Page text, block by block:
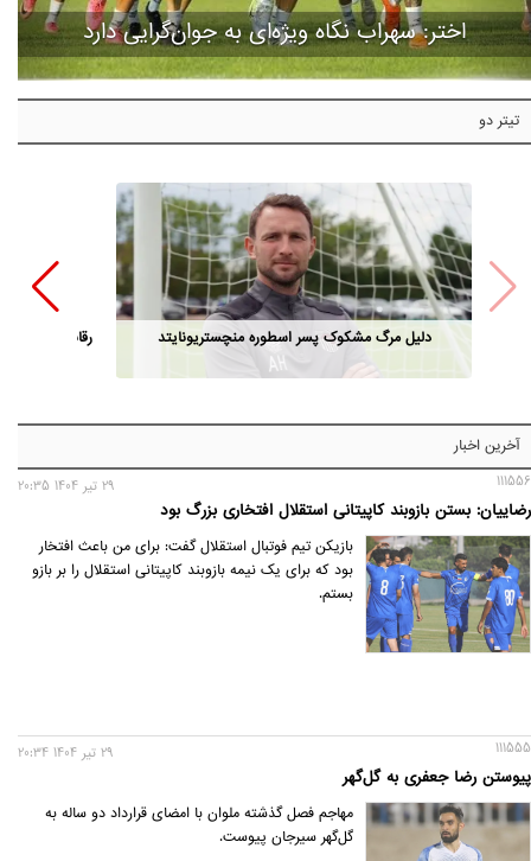
اختر: سهراب نگاه ویژه‌ای به جوان‌گرایی دارد
تیتر دو
دلیل مرگ مشکوک پسر اسطوره منچستریونایتد رقابت مدیران
آخرین اخبار
111556
رضاییان: بستن بازوبند کاپیتانی استقلال افتخاری بزرگ بود
29 تير 1404 20:35
بازیکن تیم فوتبال استقلال گفت: برای من باعث افتخار
بود که برای یک نیمه بازوبند کاپیتانی استقلال را بر بازو
بستم.
111555
پیوستن رضا جعفری به گل‌گهر
29 تير 1404 20:34
مهاجم فصل گذشته ملوان با امضای قرارداد دو ساله به
گل‌گهر سیرجان پیوست.